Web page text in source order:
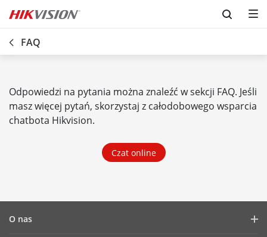
Skip to content
FAQ
Odpowiedzi na pytania można znaleźć w sekcji FAQ. Jeśli
masz więcej pytań, skorzystaj z całodobowego wsparcia
chatbota Hikvision.
Czat online
O nas